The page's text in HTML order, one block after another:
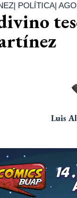
| POLÍTICA|
Luis